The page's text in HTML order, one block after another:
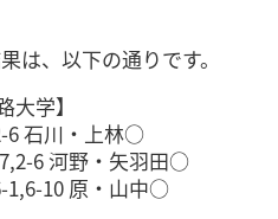
は、以下の通りです。
大学】
6 石川・上林○
6 河野・矢羽田○
1,6-10 原・山中○